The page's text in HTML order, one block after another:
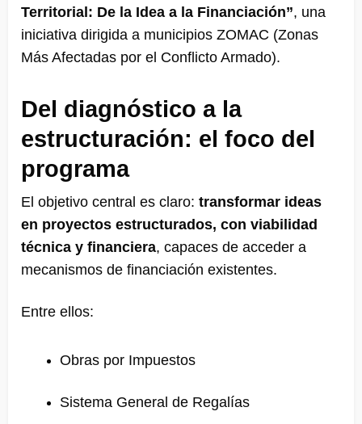
Territorial: De la Idea a la Financiación”, una
iniciativa dirigida a municipios ZOMAC (Zonas
Más Afectadas por el Conflicto Armado).
Del diagnóstico a la
estructuración: el foco del
programa
El objetivo central es claro: transformar ideas
en proyectos estructurados, con viabilidad
técnica y financiera, capaces de acceder a
mecanismos de financiación existentes.
Entre ellos:
Obras por Impuestos
Sistema General de Regalías